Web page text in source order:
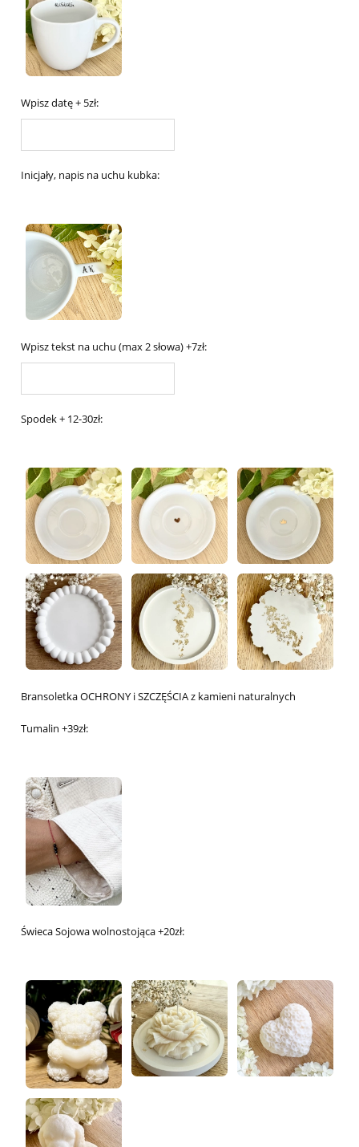
Wpisz datę + 5zł:
Inicjały, napis na uchu kubka:
Wpisz tekst na uchu (max 2 słowa) +7zł:
Spodek + 12-30zł:
Bransoletka OCHRONY i SZCZĘŚCIA z kamieni naturalnych
Tumalin +39zł:
Świeca Sojowa wolnostojąca +20zł: